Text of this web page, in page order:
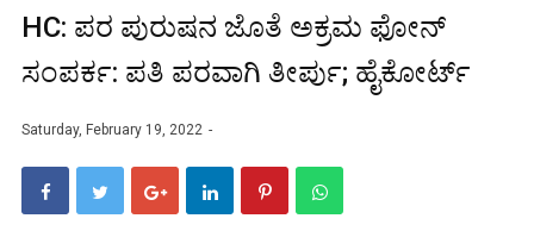
HC: ಪರ ಪುರುಷನ ಜೊತೆ ಅಕ್ರಮ ಫೋನ್
ಸಂಪರ್ಕ: ಪತಿ ಪರವಾಗಿ ತೀರ್ಪು; ಹೈಕೋರ್ಟ್
Saturday, February 19, 2022